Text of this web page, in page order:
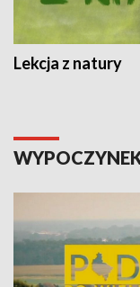
Lekcja z natury